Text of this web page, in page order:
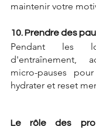
maintenir votre
10. Prendre des
Pendant les
d'entraînement,
micro-pauses
hydrater et reset
Le rôle des